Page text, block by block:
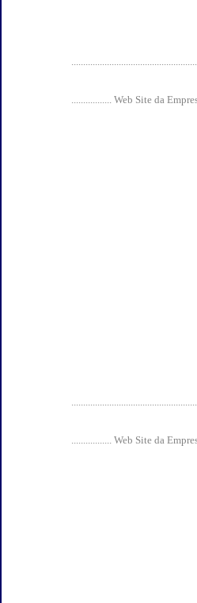
................. Web Site da
................. Web Site da